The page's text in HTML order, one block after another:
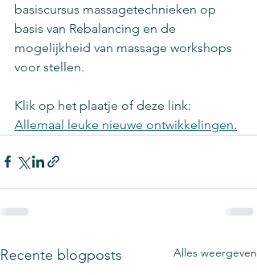
basiscursus massagetechnieken op
basis van Rebalancing en de
mogelijkheid van massage workshops
voor stellen.
Klik op het plaatje of deze link:
Allemaal leuke nieuwe ontwikkelingen.
Recente blogposts Alles weergeven